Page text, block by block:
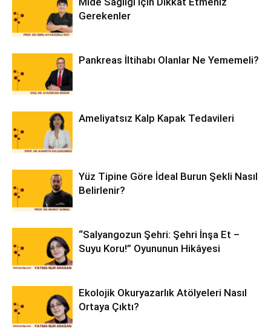
Gerekenler
Pankreas İltihabı Olanlar Ne Yememeli?
Ameliyatsız Kalp Kapak Tedavileri
Yüz Tipine Göre İdeal Burun Şekli Nasıl
Belirlenir?
“Salyangozun Şehri: Şehri İnşa Et –
Suyu Koru!” Oyununun Hikâyesi
Ekolojik Okuryazarlık Atölyeleri Nasıl
Ortaya Çıktı?